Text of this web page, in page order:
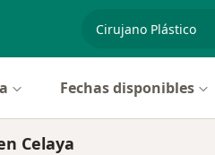
especialidad,
Fechas disponibles
Celaya